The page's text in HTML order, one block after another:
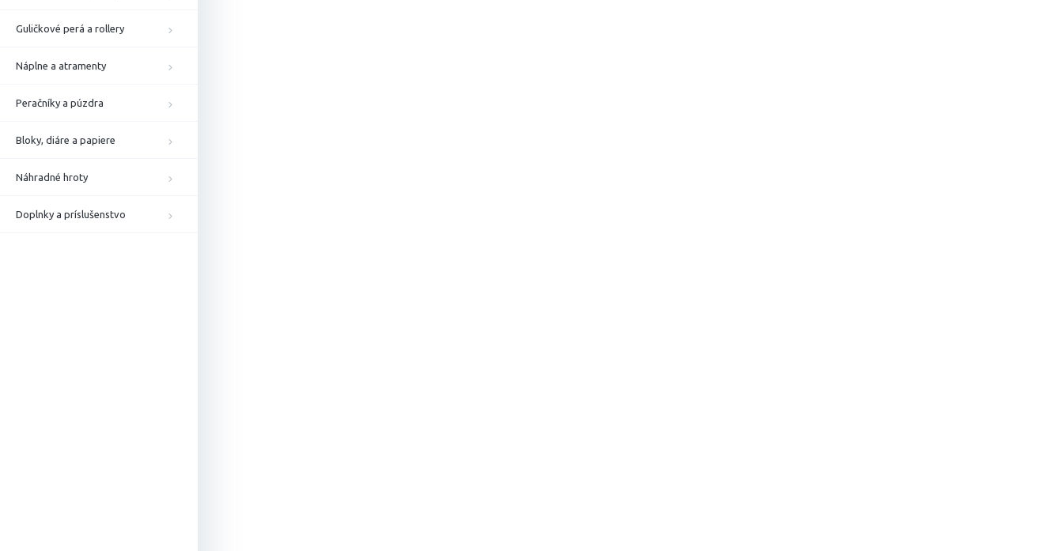
Guličkové perá a rollery
Náplne a atramenty
Peračníky a púzdra
Bloky, diáre a papiere
Náhradné hroty
Doplnky a príslušenstvo